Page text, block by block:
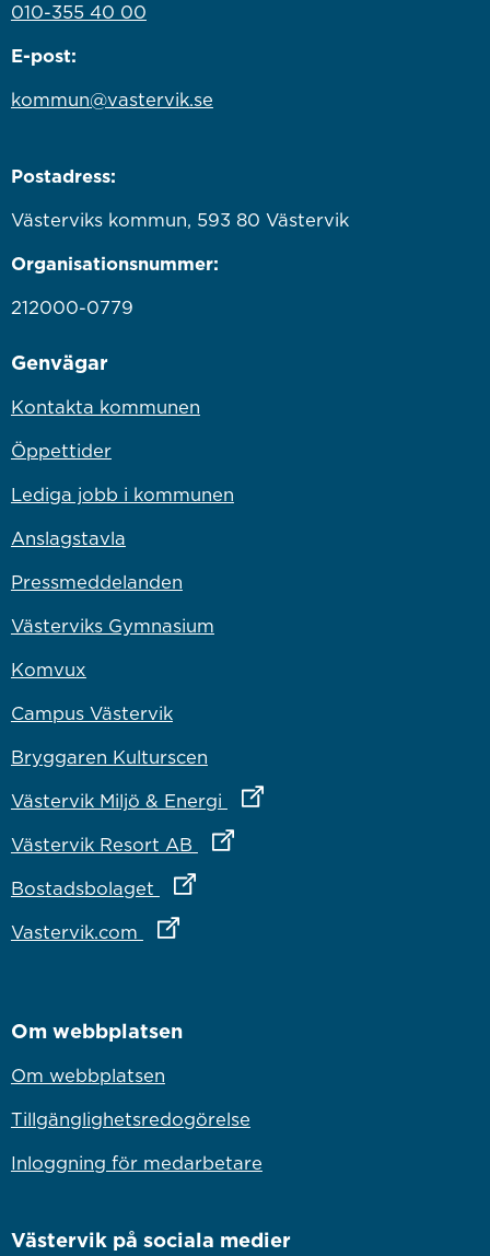
010-355 40 00
E-post:
kommun@vastervik.se
Postadress:
Västerviks kommun, 593 80 Västervik
Organisationsnummer:
212000-0779
Genvägar
Kontakta kommunen
Öppettider
Lediga jobb i kommunen
Anslagstavla
Pressmeddelanden
Västerviks Gymnasium
Komvux
Campus Västervik
Bryggaren Kulturscen
Västervik Miljö & Energi
Länk till annan webbplats
Västervik Resort AB Länk till annan webbplats
Bostadsbolaget Länk till annan webbplats
Vastervik.com Länk till annan webbplats
Om webbplatsen
Om webbplatsen
Tillgänglighetsredogörelse
Inloggning för medarbetare
Västervik på sociala medier